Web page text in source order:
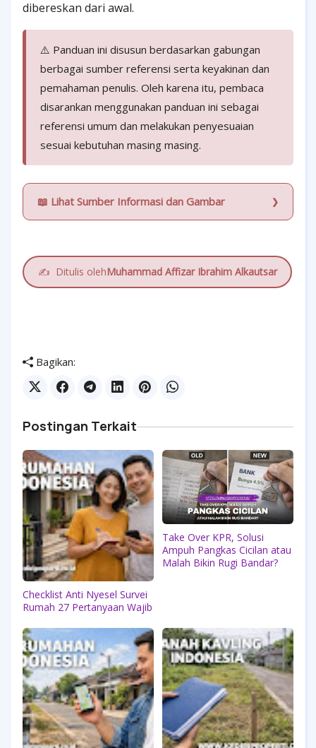
dibereskan dari awal.
⚠️ Panduan ini disusun berdasarkan gabungan
berbagai sumber referensi serta keyakinan dan
pemahaman penulis. Oleh karena itu, pembaca
disarankan menggunakan panduan ini sebagai
referensi umum dan melakukan penyesuaian
sesuai kebutuhan masing masing.
📖 Lihat Sumber Informasi dan Gambar
✍️ Ditulis olehMuhammad Affizar Ibrahim Alkautsar
Bagikan:
Postingan Terkait
Checklist Anti Nyesel Survei
Rumah 27 Pertanyaan Wajib
Take Over KPR, Solusi
Ampuh Pangkas Cicilan atau
Malah Bikin Rugi Bandar?